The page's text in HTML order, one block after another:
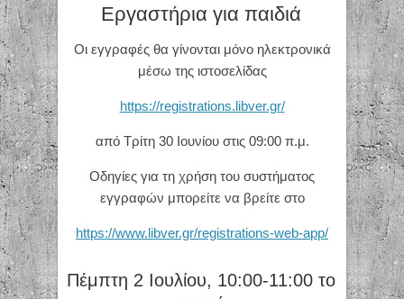
Εργαστήρια για παιδιά
Οι εγγραφές θα γίνονται μόνο ηλεκτρονικά
μέσω της ιστοσελίδας
https://registrations.libver.gr/
από Τρίτη 30 Ιουνίου στις 09:00 π.μ.
Οδηγίες για τη χρήση του συστήματος
εγγραφών μπορείτε να βρείτε στο
https://www.libver.gr/registrations-web-app/
Πέμπτη 2 Ιουλίου, 10:00-11:00 το